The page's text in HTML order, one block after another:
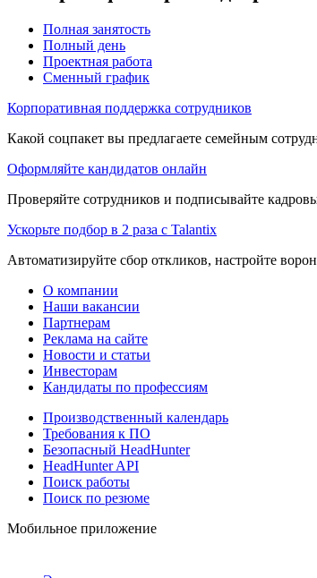
Полная занятость
Полный день
Проектная работа
Сменный график
Корпоративная поддержка сотрудников
Какой соцпакет вы предлагаете семейным
Оформляйте кандидатов онлайн
Проверяйте сотрудников и подписывайте
Ускорьте подбор в 2 раза с Talantix
Автоматизируйте сбор откликов, настройте
О компании
Наши вакансии
Партнерам
Реклама на сайте
Новости и статьи
Инвесторам
Кандидаты по профессиям
Производственный календарь
Требования к ПО
Безопасный HeadHunter
HeadHunter API
Поиск работы
Поиск по резюме
Мобильное приложение